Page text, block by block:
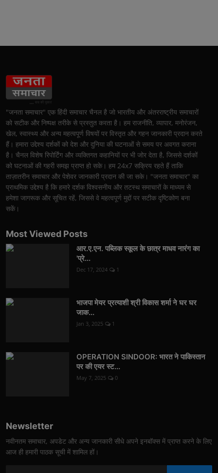
"जनता समाचार" एक हिंदी समाचार चैनल है जो भारतीय और अंतरराष्ट्रीय समाचारों
को सटीक और निष्पक्ष तरीके से प्रस्तुत करता है। हम राजनीति, व्यापार, मनोरंजन,
खेल, स्वास्थ्य और अन्य महत्वपूर्ण विषयों पर विस्तृत और गहन जानकारी प्रदान करते
हैं। हमारा उद्देश्य दर्शकों को देश और दुनिया की घटनाओं से समय पर अवगत कराना
है। चैनल विशेष रिपोर्टिंग और व्यक्तिगत कहानियों पर भी जोर देता है, जिससे दर्शकों
को घटनाओं की गहरी समझ प्राप्त हो सके। हम 24x7 सक्रिय रहते हैं ताकि
ताज़ातरीन समाचार और पेशेवर जानकारी प्रदान की जा सके। "जनता समाचार" का
प्राथमिक उद्देश्य है कि हमारे दर्शक विश्वसनीय और तटस्थ समाचारों के माध्यम से
हमेशा जागरूक और सूचित रहें, जिससे वे महत्वपूर्ण मुद्दों पर सटीक दृष्टिकोण बना
सकें।
Most Viewed Posts
आर.ए.एन. पब्लिक स्कूल के छात्र माधव नारंग का
'प्रे...
Dec 17, 2024 1
भाजपा मेयर प्रत्याशी श्री विकास शर्मा ने घर घर
जाक...
Jan 3, 2025 1
OPERATION SINDOOR: भारत ने पाकिस्तान
पर की एयर स्ट...
May 7, 2025 0
Newsletter
नवीनतम समाचार, अपडेट और अन्य जानकारी सीधे अपने इनबॉक्स में प्राप्त करने के लिए
आज ही हमारी पाठक सूची में शामिल हों।